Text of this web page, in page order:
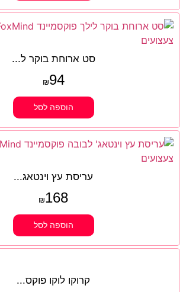
סט ארוחת בוקר ל...
₪94
הוספה לסל
עריסת עץ וינטאג...
₪168
הוספה לסל
קרוקו לוקו פוקס...